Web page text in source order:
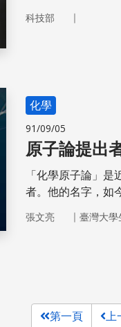
科技部 ｜
化學
91/09/05
原子論提出
「化學原子論」
者。他的名字，如
張文亮 ｜ 臺灣大學
第一頁 上